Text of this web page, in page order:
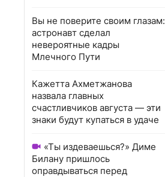
Вы не поверите своим глазам:
астронавт сделал
невероятные кадры
Млечного Пути
Кажетта Ахметжанова
назвала главных
счастливчиков августа — эти
знаки будут купаться в удаче
«Ты издеваешься?» Диме
Билану пришлось
оправдываться перед